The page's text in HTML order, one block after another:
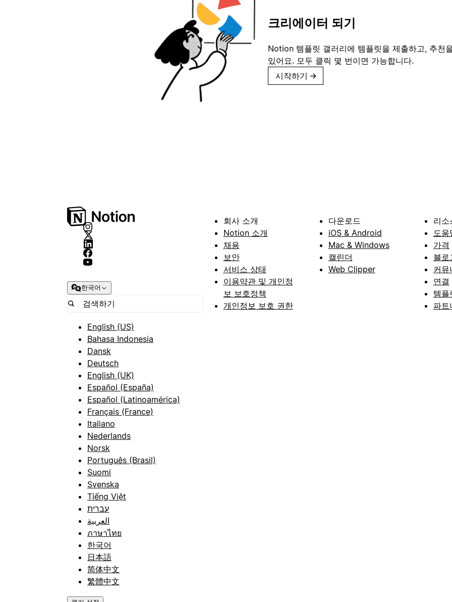
크리에이터 되기
Notion 템플릿 갤러리에 템플릿을 제출하고, 추천
있어요. 모두 클릭 몇 번이면 가능합니다.
시작하기 →
한국어
English (US)
Bahasa Indonesia
Dansk
Deutsch
English (UK)
Español (España)
Español (Latinoamérica)
Français (France)
Italiano
Nederlands
Norsk
Português (Brasil)
Suomi
Svenska
Tiếng Việt
עברית
العربية
ภาษาไทย
한국어
日本語
简体中文
繁體中文
회사 소개
Notion 소개
채용
보안
서비스 상태
이용약관 및 개인정
보 보호정책
개인정보 보호 권한
다운로드
iOS & Android
Mac & Windows
캘린더
Web Clipper
리소
도움
가격
블로
커뮤
연결
템플
파트